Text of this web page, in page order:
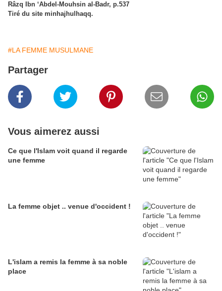
Râzq Ibn ‘Abdel-Mouhsin al-Badr, p.537
Tiré du site minhajhulhaqq.
#LA FEMME MUSULMANE
Partager
Vous aimerez aussi
Ce que l'Islam voit quand il regarde
une femme
La femme objet .. venue d'occident !
L'islam a remis la femme à sa noble
place